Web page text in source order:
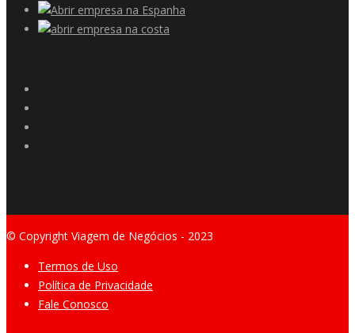
© Copyright Viagem de Negócios - 2023
Termos de Uso
Política de Privacidade
Fale Conosco